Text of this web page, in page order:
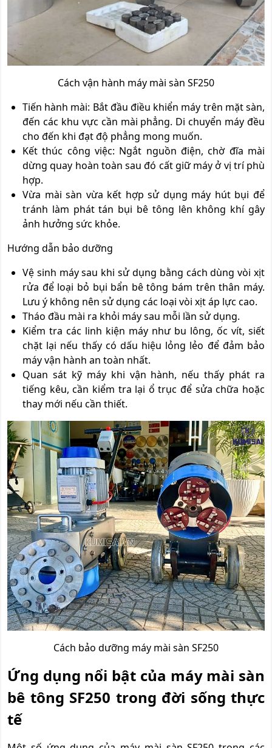
Cách vận hành máy mài sàn SF250
Tiến hành mài: Bắt đầu điều khiển máy trên mặt sàn,
đến các khu vực cần mài phẳng. Di chuyển máy đều
cho đến khi đạt độ phẳng mong muốn.
Kết thúc công việc: Ngắt nguồn điện, chờ đĩa mài
dừng quay hoàn toàn sau đó cất giữ máyở vị trí phù
hợp.
Vừa mài sàn vừa kết hợp sử dụng máy hút bụi để
tránh làm phát tán bụi bê tông lên không khí gây
ảnh hưởng sức khỏe.
Hướng dẫn bảo dưỡng
Vệ sinh máy sau khi sử dụng bằng cách dùng vòi xịt
rửa để loại bỏ bụi bẩn bê tông bám trên thân máy.
Lưu ý không nên sử dụng các loại vòi xịt áp lực cao.
Tháo đầu mài ra khỏi máy sau mỗi lần sử dụng.
Kiểm tra các linh kiện máy như bu lông, ốc vít, siết
chặt lại nếu thấy có dấu hiệu lỏng lẻo để đảm bảo
máy vận hành an toàn nhất.
Quan sát kỹ máy khi vận hành, nếu thấy phát ra
tiếng kêu, cần kiểm tra lại ổ trục để sửa chữa hoặc
thay mới nếu cần thiết.
Cách bảo dưỡng máy mài sàn SF250
Ứng dụng nổi bật của máy mài sàn
bê tông SF250 trong đời sống thực
tế